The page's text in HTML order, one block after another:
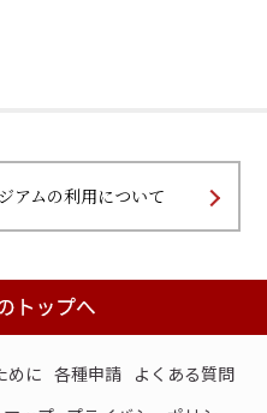
アムの利用について
めに 各種申請 よくある質問